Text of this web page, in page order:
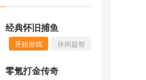
经典怀旧捕鱼
开始游戏 休闲益智
零氪打金传奇